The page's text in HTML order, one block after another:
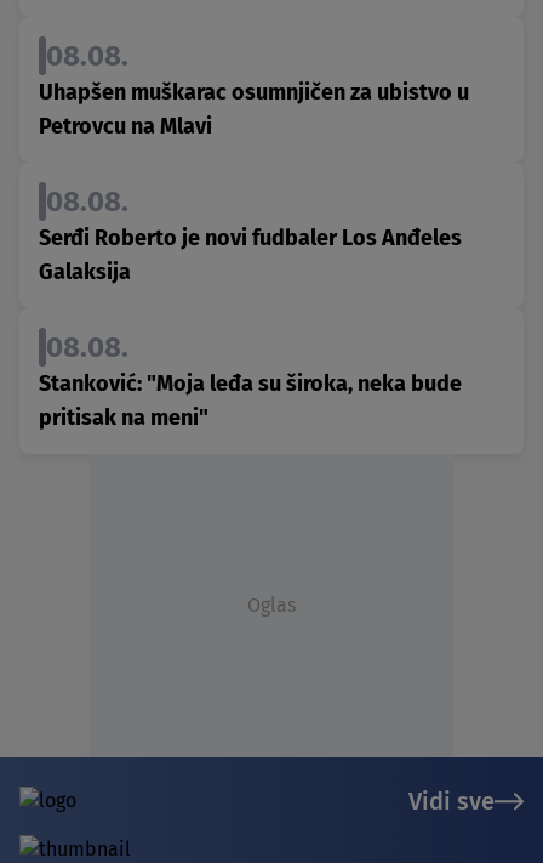
08.08.
Uhapšen muškarac osumnjičen za ubistvo u
Petrovcu na Mlavi
08.08.
Serđi Roberto je novi fudbaler Los Anđeles
Galaksija
08.08.
Stanković: "Moja leđa su široka, neka bude
pritisak na meni"
Oglas
Vidi sve